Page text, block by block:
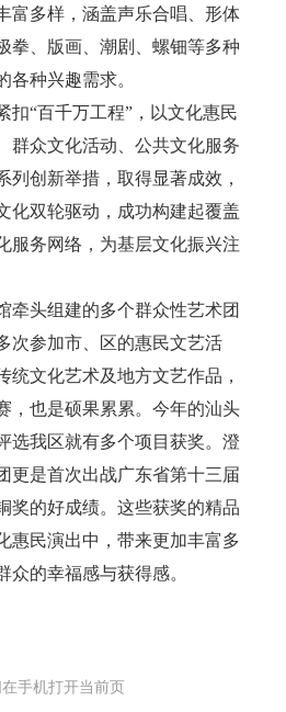
富多样，涵盖声乐合唱、形体
拳、版画、潮剧、螺钿等多种
各种兴趣需求。
扣“百千万工程”，以文化惠民
群众文化活动、公共文化服务
列创新举措，取得显著成效，
化双轮驱动，成功构建起覆盖
服务网络，为基层文化振兴注
牵头组建的多个群众性艺术团
次参加市、区的惠民文艺活
统文化艺术及地方文艺作品，
，也是硕果累累。今年的汕头
选我区就有多个项目获奖。澄
更是首次出战广东省第十三届
奖的好成绩。这些获奖的精品
惠民演出中，带来更加丰富多
众的幸福感与获得感。
手机打开当前页